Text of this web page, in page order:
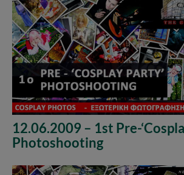
12.06.2009 – 1st Pre-
Photoshooting